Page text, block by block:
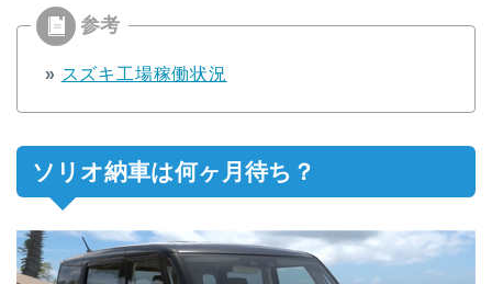
» スズキ工場稼働状況
ソリオ納車は何ヶ月待ち？